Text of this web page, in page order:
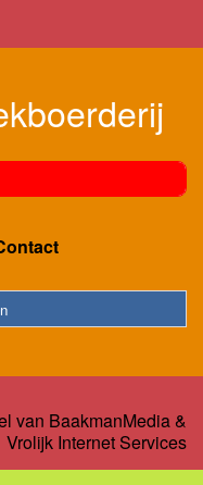
van BaakmanMedia&
Vrolijk Internet Services